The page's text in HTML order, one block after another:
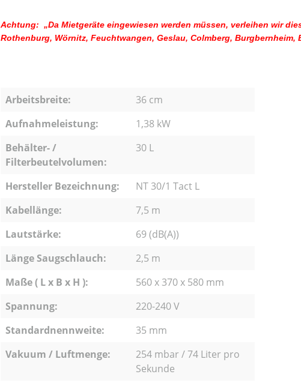
Achtung: „Da Mietgeräte eingewiesen werden müssen, verleihen wir
Rothenburg, Wörnitz, Feuchtwangen, Geslau, Colmberg,
Arbeitsbreite:
36 cm
Aufnahmeleistung:
1,38 kW
Behälter- /
Filterbeutelvolumen:
30 L
Hersteller Bezeichnung:
NT 30/1 Tact L
Kabellänge:
7,5 m
Lautstärke:
69 (dB(A))
Länge Saugschlauch:
2,5 m
Maße ( L x B x H ):
560 x 370 x 580 mm
Spannung:
220-240 V
Standardnennweite:
35 mm
Vakuum / Luftmenge:
254 mbar / 74 Liter pro
Sekunde